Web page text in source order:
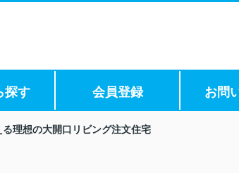
探す 会員登録 お問
理想の大開口リビング注文住宅